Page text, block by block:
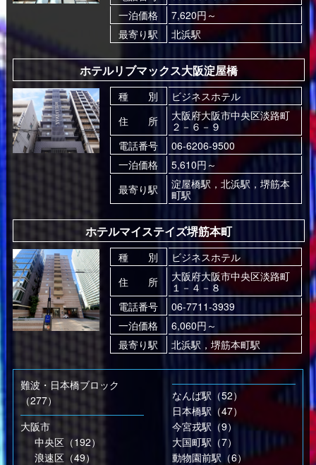
一泊価格
7,620円～
最寄り駅
北浜駅
ホテルリブマックス大阪淀屋橋
種 別
ビジネスホテル
住 所
大阪府大阪市中央区淡路町
２－６－９
電話番号
06-6206-9500
一泊価格
5,610円～
最寄り駅
淀屋橋駅，北浜駅，堺筋本
町駅
ホテルマイステイズ堺筋本町
種 別
ビジネスホテル
住 所
大阪府大阪市中央区淡路町
１－４－８
電話番号
06-7711-3939
一泊価格
6,060円～
最寄り駅
北浜駅，堺筋本町駅
難波・日本橋ブロック
（277）
大阪市
中央区（192）
浪速区（49）
なんば駅（52）
日本橋駅（47）
今宮戎駅（9）
大国町駅（7）
動物園前駅（6）